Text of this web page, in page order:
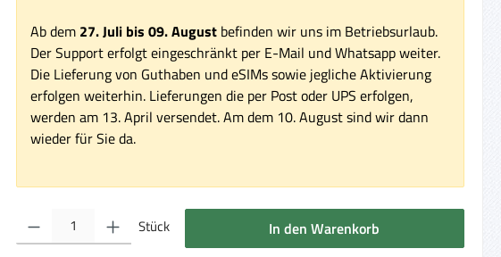
Ab dem 27. Juli bis 09. Augustbefinden wir uns im Betriebsurlaub.
Der Support erfolgt eingeschränkt per E-Mail und Whatsapp weiter.
Die Lieferung von Guthaben und eSIMs sowie jegliche Aktivierung
erfolgen weiterhin. Lieferungen die per Post oder UPS erfolgen,
werden am 13. April versendet. Am dem 10. August sind wir dann
wieder für Sie da.
Produkt Anzahl: Gib den gewünschten Wert ein oder benutze die Schaltflächen um die
Stück In den Warenkorb